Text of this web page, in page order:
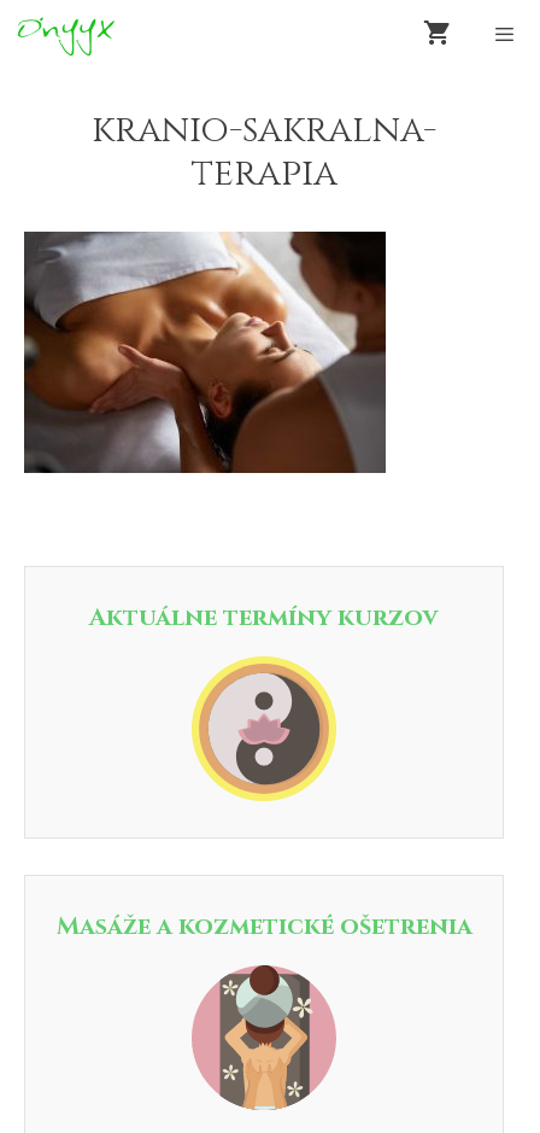
Preskočiť
na
kranio-sakralna-
terapia
Aktuálne termíny kurzov
Masáže a kozmetické ošetrenia